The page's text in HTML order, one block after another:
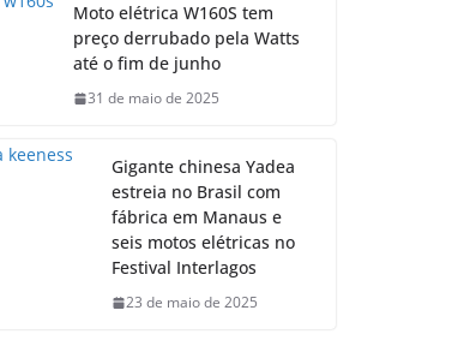
Moto elétrica W160S tem
preço derrubado pela Watts
até o fim de junho
31 de maio de 2025
Gigante chinesa Yadea
estreia no Brasil com
fábrica em Manaus e
seis motos elétricas no
Festival Interlagos
23 de maio de 2025